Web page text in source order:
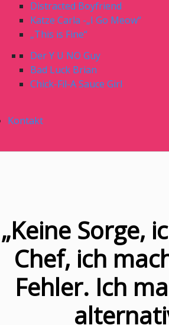
Distracted Boyfriend
Katze Carla -„I Go Meow“
„This is Fine“
Der Y U NO Guy
Bad Luck Brian
Chick-Fil-A Sauce Girl
Kontakt
„Keine Sorge,
Chef, ich
Fehler. Ich